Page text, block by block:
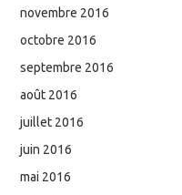
novembre 2016
octobre 2016
septembre 2016
août 2016
juillet 2016
juin 2016
mai 2016